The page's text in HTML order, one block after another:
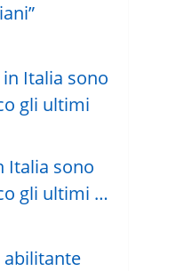
Italia sono
gli ultimi …